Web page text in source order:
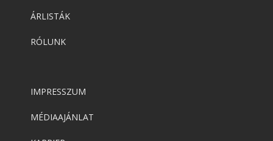
ÁRLISTÁK
RÓLUNK
IMPRESSZUM
MÉDIAAJÁNLAT